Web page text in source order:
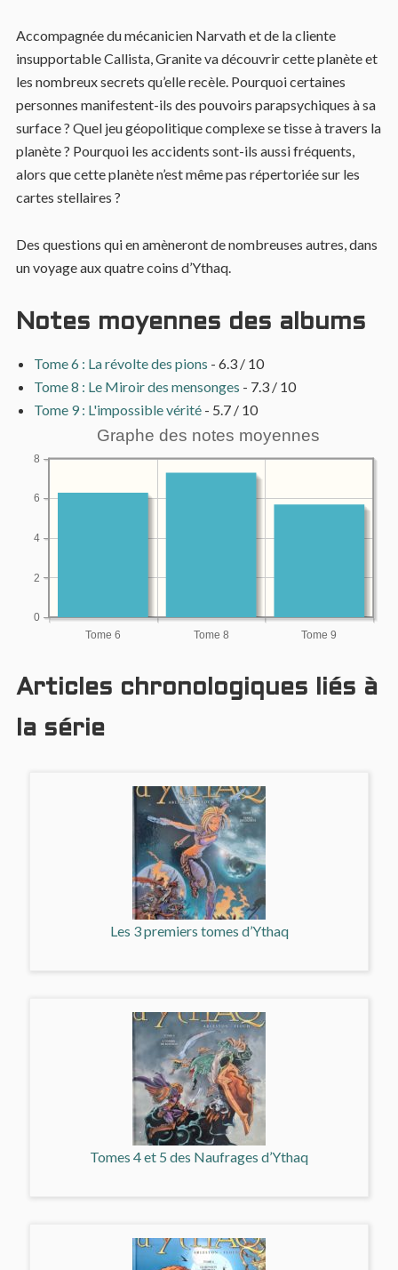
Accompagnée du mécanicien Narvath et de la cliente
insupportable Callista, Granite va découvrir cette planète et
les nombreux secrets qu’elle recèle. Pourquoi certaines
personnes manifestent-ils des pouvoirs parapsychiques à sa
surface ? Quel jeu géopolitique complexe se tisse à travers la
planète ? Pourquoi les accidents sont-ils aussi fréquents,
alors que cette planète n’est même pas répertoriée sur les
cartes stellaires ?
Des questions qui en amèneront de nombreuses autres, dans
un voyage aux quatre coins d’Ythaq.
Notes moyennes des albums
Tome 6 : La révolte des pions - 6.3 / 10
Tome 8 : Le Miroir des mensonges - 7.3 / 10
Tome 9 : L'impossible vérité - 5.7 / 10
Graphe des notes moyennes
Tome 6 Tome 8 Tome 9
0
2
4
6
8
Articles chronologiques liés à
la série
Les 3 premiers tomes d’Ythaq
Tomes 4 et 5 des Naufrages d’Ythaq